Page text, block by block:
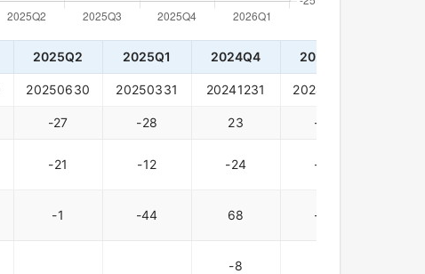
2025Q2 2025Q1 2024Q4 2024Q3
20250630 20250331 20241231 20240930
-27 -28 23 -35
-21 -12 -24 -25
-1 -44 68 -38
-8